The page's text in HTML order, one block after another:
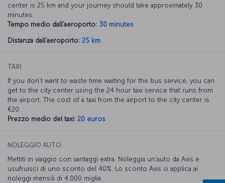
center is 25 km and your journey should take approximately 30
minutes.
Tempo medio dall'aeroporto: 30 minutes
Distanza dall'aeroporto: 25 km
TAXI:
If you don’t want to waste time waiting for the bus service, you can
get to the city center using the 24 hour taxi service that runs from
the airport. The cost of a taxi from the airport to the city center is
€20.
Prezzo medio del taxi: 20 euros
NOLEGGIO AUTO:
Mettiti in viaggio con vantaggi extra. Noleggia un'auto da Avis e
usufruisci di uno sconto del 40%. Lo sconto Avis si applica ai
noleggi mensili di 4.000 miglia.